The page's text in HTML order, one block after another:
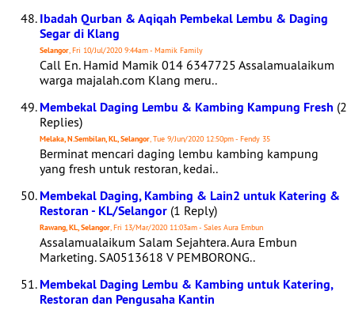
Ibadah Qurban & Aqiqah Pembekal Lembu & Daging
Segar di Klang
Selangor, Fri 10/Jul/2020 9:44am - Mamik Family
Call En. Hamid Mamik 014 6347725 Assalamualaikum
warga majalah.com Klang meru..
Membekal Daging Lembu & Kambing Kampung Fresh (2
Replies)
Melaka, N.Sembilan, KL, Selangor, Tue 9/Jun/2020 12:50pm - Fendy 35
Berminat mencari daging lembu kambing kampung
yang fresh untuk restoran, kedai..
Membekal Daging, Kambing & Lain2 untuk Katering &
Restoran - KL/Selangor (1 Reply)
Rawang, KL, Selangor, Fri 13/Mar/2020 11:03am - Sales Aura Embun
Assalamualaikum Salam Sejahtera. Aura Embun
Marketing. SA0513618 V PEMBORONG..
Membekal Daging Lembu & Kambing untuk Katering,
Restoran dan Pengusaha Kantin